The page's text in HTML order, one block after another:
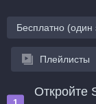
Бесплатно (один
Плейлисты
Откройте